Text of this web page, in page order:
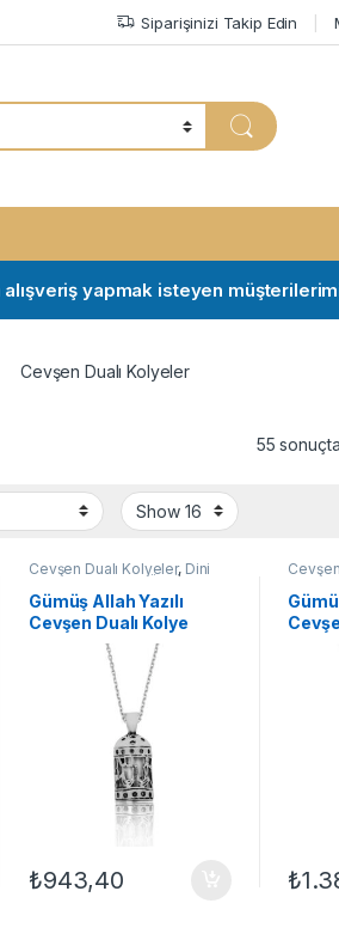
Siparişinizi Takip Edin
yapmak isteyen müşterilerimiz
Cevşen Dualı Kolyeler
55
Cevşen Dualı Kolyeler, Dini
Motifli Kolyeler
GÜMÜŞ TAKI
Kadın Kolyeleri, Kolye
Gümüş Allah Yazılı
Cevşen Dualı Kolye
₺943,40
Motifli
Kadın
₺